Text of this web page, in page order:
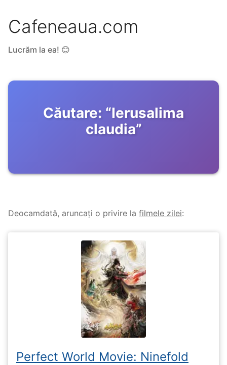
Cafeneaua.com
Lucrăm la ea! 😊
Căutare: “Ierusalima
claudia”
Deocamdată, aruncați o privire la filmele zilei:
Perfect World Movie: Ninefold